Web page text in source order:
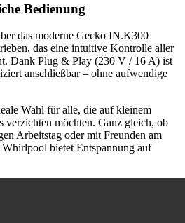
Bedienung
das moderne Gecko IN.K300
das eine intuitive Kontrolle aller
Dank Plug & Play (230 V / 16 A) ist
anschließbar – ohne aufwendige
Wahl für alle, die auf kleinem
verzichten möchten. Ganz gleich, ob
Arbeitstag oder mit Freunden am
Whirlpool bietet Entspannung auf